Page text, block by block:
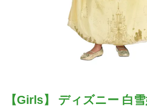
【Girls】 ディズニー 白